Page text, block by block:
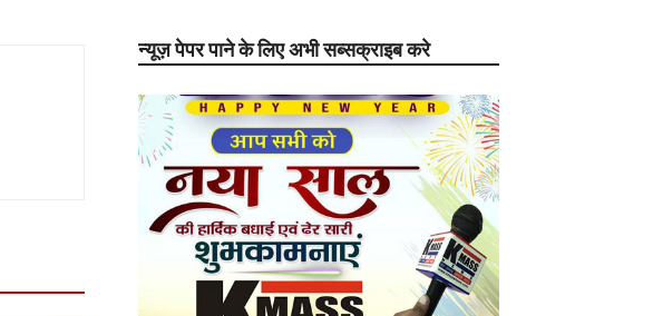
न्यूज़ पेपर पाने के लिए अभी सब्सक्राइब करे